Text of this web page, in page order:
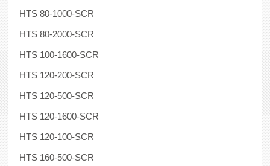
HTS 80-1000-SCR
HTS 80-2000-SCR
HTS 100-1600-SCR
HTS 120-200-SCR
HTS 120-500-SCR
HTS 120-1600-SCR
HTS 120-100-SCR
HTS 160-500-SCR